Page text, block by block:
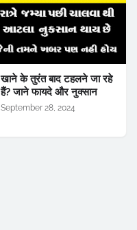
खाने के तुरंत बाद टहलने जा रहे
हैं? जाने फायदे और नुक्सान
September 28, 2024